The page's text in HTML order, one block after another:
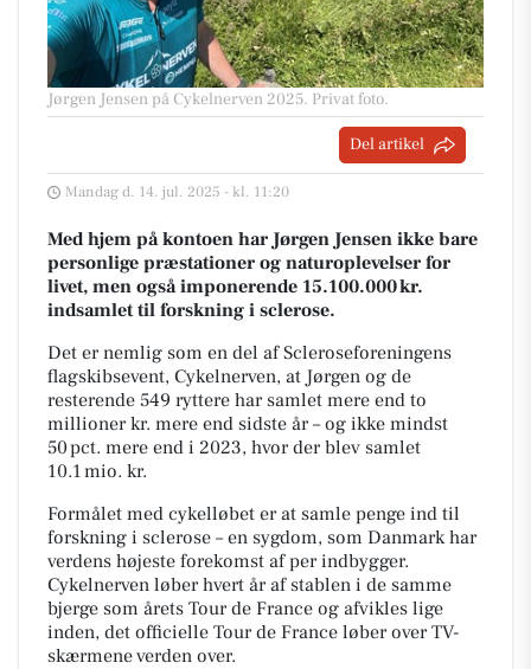
Jørgen Jensen på Cykelnerven 2025. Privat foto.
Del artikel
Mandag d. 14. jul. 2025 - kl. 11:20
Med hjem på kontoen har Jørgen Jensen ikke bare
personlige præstationer og naturoplevelser for
livet, men også imponerende 15.100.000 kr.
indsamlet til forskning i sclerose.
Det er nemlig som en del af Scleroseforeningens
flagskibsevent, Cykelnerven, at Jørgen og de
resterende 549 ryttere har samlet mere end to
millioner kr. mere end sidste år – og ikke mindst
50 pct. mere end i 2023, hvor der blev samlet
10.1 mio. kr.
Formålet med cykelløbet er at samle penge ind til
forskning i sclerose – en sygdom, som Danmark har
verdens højeste forekomst af per indbygger.
Cykelnerven løber hvert år af stablen i de samme
bjerge som årets Tour de France og afvikles lige
inden, det officielle Tour de France løber over TV-
skærmene verden over.